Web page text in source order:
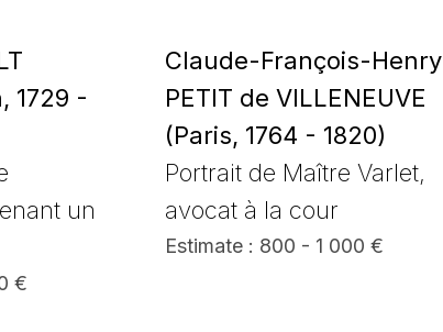
1729 -
un
€
Claude-François-Henry
PETIT de VILLENEUVE
(Paris, 1764 - 1820)
Portrait de Maître Varlet,
avocat à la cour
Estimate : 800 - 1 000 €